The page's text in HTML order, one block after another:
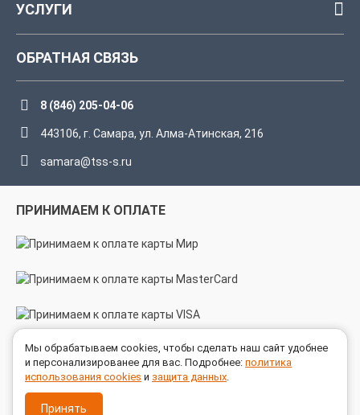
УСЛУГИ
ОБРАТНАЯ СВЯЗЬ
8 (846) 205-04-06
443106, г. Самара, ул. Алма-Атинская, 216
samara@tss-s.ru
ПРИНИМАЕМ К ОПЛАТЕ
МЫ В СОЦСЕТЯХ
Мы обрабатываем cookies, чтобы сделать наш сайт удобнее
и персонализированее для вас. Подробнее: политика
использования cookies и защита данных.
Принять